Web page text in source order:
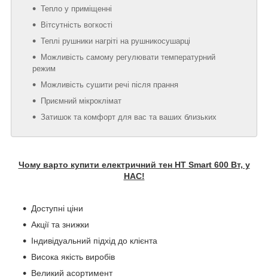
Тепло у приміщенні
Вітсутність вогкості
Теплі рушники нагріті на рушникосушарці
Можливість самому регулювати температурний
режим
Можливість сушити речі після прання
Приємний мікроклімат
Затишок та комфорт для вас та ваших близьких
Чому варто купити електричний тен HT Smart 600 Вт, у
НАС!
Доступні ціни
Акції та знижки
Індивідуальний підхід до клієнта
Висока якість виробів
Великий асортимент